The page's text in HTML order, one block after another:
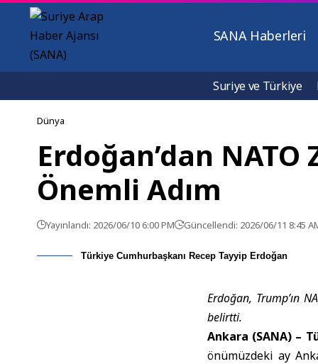
SANA Haberleri
Suriye ve Türkiye
Dünya
Erdoğan’dan NATO
Önemli Adım
Yayınlandı: 2026/06/10 6:00 PM Güncellendi: 2026/06/11 8:45
Türkiye Cumhurbaşkanı Recep Tayyip Erdoğan
Erdoğan, Trump’ın
belirtti.
Ankara (SANA) –
önümüzdeki ay